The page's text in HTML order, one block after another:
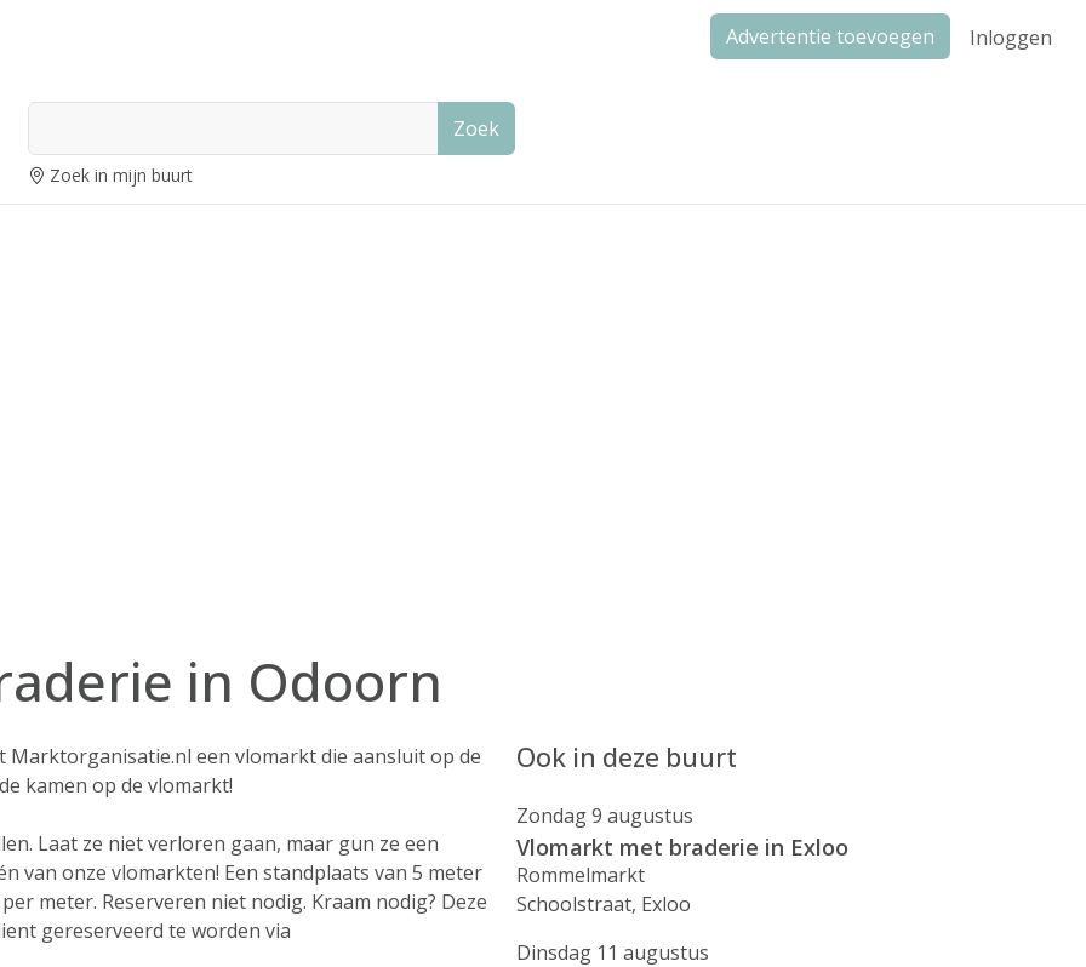
Advertentie toevoegen Inloggen
Zoek
Zoek in mijn buurt
in Odoorn
een vlomarkt die aansluit op de
kamen op de vlomarkt!
Laat ze niet verloren gaan, maar gun ze een
van onze vlomarkten! Een standplaats van 5 meter
meter. Reserveren niet nodig. Kraam nodig? Deze
gereserveerd te worden via
Ook in deze buurt
Zondag 9 augustus
Vlomarkt met braderie in Exloo
Rommelmarkt
Schoolstraat, Exloo
Dinsdag 11 augustus